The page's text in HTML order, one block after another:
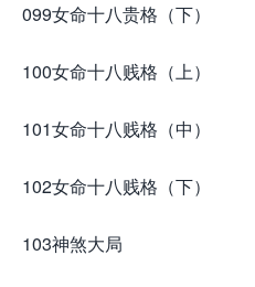
099女命十八贵格（下）
100女命十八贱格（上）
101女命十八贱格（中）
102女命十八贱格（下）
103神煞大局